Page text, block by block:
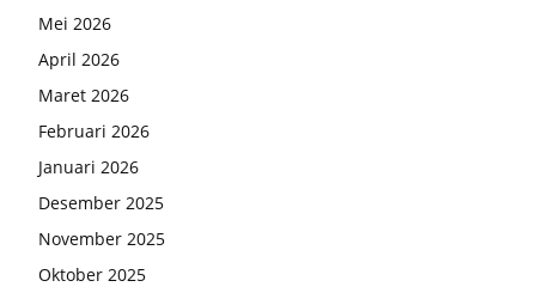
Mei 2026
April 2026
Maret 2026
Februari 2026
Januari 2026
Desember 2025
November 2025
Oktober 2025